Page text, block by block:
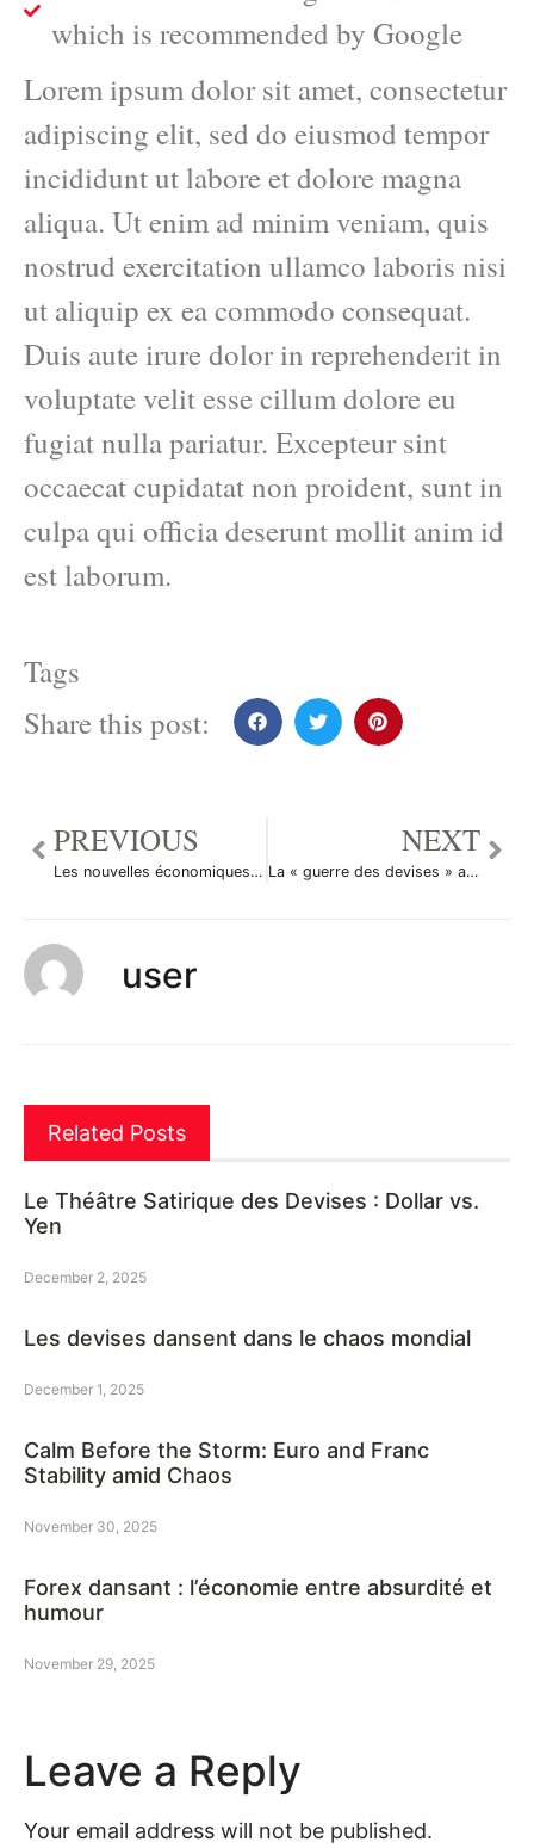
which is recommended by Google
Lorem ipsum dolor sit amet, consectetur
adipiscing elit, sed do eiusmod tempor
incididunt ut labore et dolore magna
aliqua. Ut enim ad minim veniam, quis
nostrud exercitation ullamco laboris nisi
ut aliquip ex ea commodo consequat.
Duis aute irure dolor in reprehenderit in
voluptate velit esse cillum dolore eu
fugiat nulla pariatur. Excepteur sint
occaecat cupidatat non proident, sunt in
culpa qui officia deserunt mollit anim id
est laborum.
Tags
Share this post:
PREVIOUS
Les nouvelles économiques du 28 décembre 2010
NEXT
La « guerre des devises » au coeur de l’année 2010
user
Related Posts
Le Théâtre Satirique des Devises : Dollar vs.
Yen
December 2, 2025
Les devises dansent dans le chaos mondial
December 1, 2025
Calm Before the Storm: Euro and Franc
Stability amid Chaos
November 30, 2025
Forex dansant : l’économie entre absurdité et
humour
November 29, 2025
Leave a Reply
Your email address will not be published.